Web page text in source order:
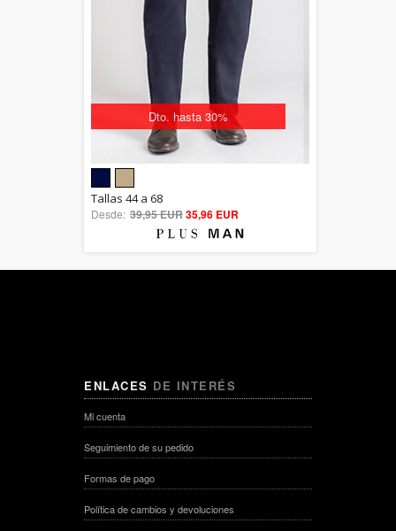
Dto. hasta 30%
out of 5
Tallas 44 a 68
Desde: 39,95 EUR35,96 EUR
ENLACES DE INTERÉS
Mi cuenta
Seguimiento de su pedido
Formas de pago
Política de cambios y devoluciones